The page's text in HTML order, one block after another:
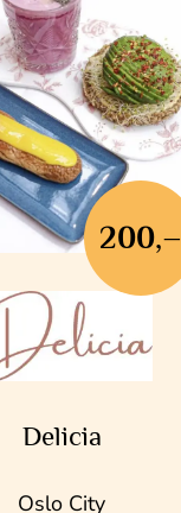
200,–
Delicia
Oslo City